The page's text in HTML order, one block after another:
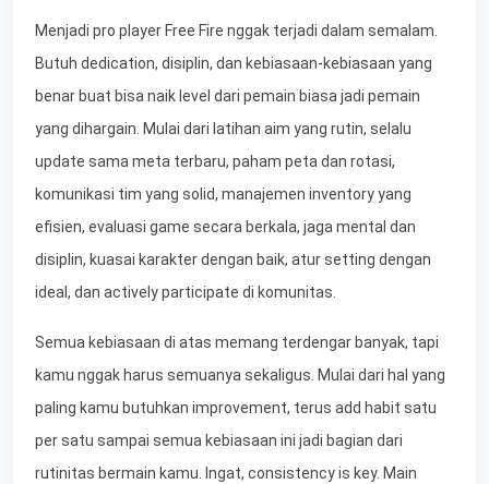
Menjadi pro player Free Fire nggak terjadi dalam semalam.
Butuh dedication, disiplin, dan kebiasaan-kebiasaan yang
benar buat bisa naik level dari pemain biasa jadi pemain
yang dihargain. Mulai dari latihan aim yang rutin, selalu
update sama meta terbaru, paham peta dan rotasi,
komunikasi tim yang solid, manajemen inventory yang
efisien, evaluasi game secara berkala, jaga mental dan
disiplin, kuasai karakter dengan baik, atur setting dengan
ideal, dan actively participate di komunitas.
Semua kebiasaan di atas memang terdengar banyak, tapi
kamu nggak harus semuanya sekaligus. Mulai dari hal yang
paling kamu butuhkan improvement, terus add habit satu
per satu sampai semua kebiasaan ini jadi bagian dari
rutinitas bermain kamu. Ingat, consistency is key. Main